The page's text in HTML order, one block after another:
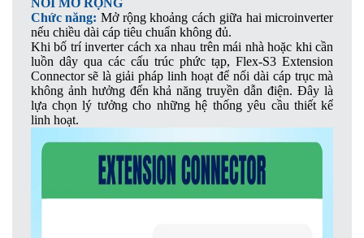
NỐI MỞ RỘNG
Chức năng: Mở rộng khoảng cách giữa hai microinverter
nếu chiều dài cáp tiêu chuẩn không đủ.
Khi bố trí inverter cách xa nhau trên mái nhà hoặc khi cần
luồn dây qua các cấu trúc phức tạp, Flex-S3 Extension
Connector sẽ là giải pháp linh hoạt để nối dài cáp trục mà
không ảnh hưởng đến khả năng truyền dẫn điện. Đây là
lựa chọn lý tưởng cho những hệ thống yêu cầu thiết kế
linh hoạt.